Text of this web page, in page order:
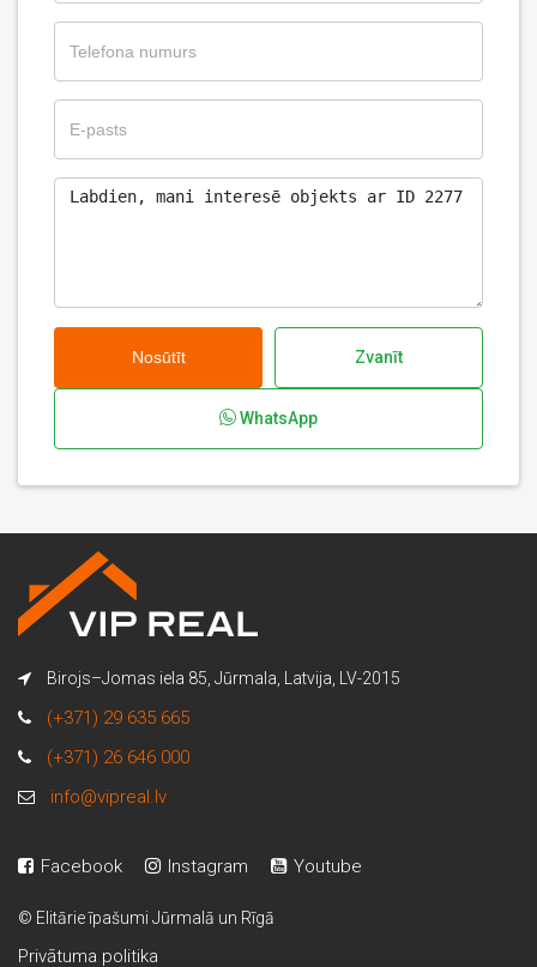
Nosūtīt Zvanīt
WhatsApp
Birojs–Jomas iela 85, Jūrmala, Latvija, LV-2015
(+371) 29 635 665
(+371) 26 646 000
info@vipreal.lv
Facebook Instagram Youtube
© Elitārie īpašumi Jūrmalā un Rīgā
Privātuma politika